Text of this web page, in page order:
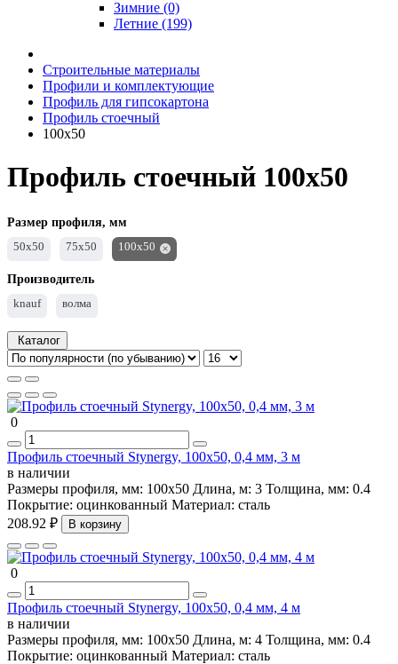
Зимние (0)
Летние (199)
Строительные материалы
Профили и комплектующие
Профиль для гипсокартона
Профиль стоечный
100х50
Профиль стоечный 100х50
Размер профиля, мм
50х50
75х50 100х50
Производитель
knauf
волма
Каталог
0
Профиль стоечный Stynergy, 100х50, 0,4 мм, 3 м
в наличии
Размеры профиля, мм: 100х50 Длина, м: 3 Толщина, мм: 0.4
Покрытие: оцинкованный Материал: сталь
208.92 ₽
В корзину
0
Профиль стоечный Stynergy, 100х50, 0,4 мм, 4 м
в наличии
Размеры профиля, мм: 100х50 Длина, м: 4 Толщина, мм: 0.4
Покрытие: оцинкованный Материал: сталь